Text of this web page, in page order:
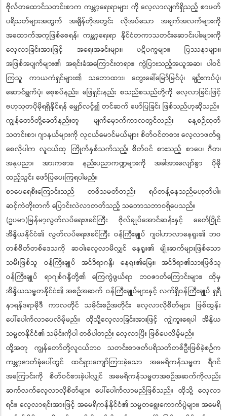
ဗိုလ်တထောင်သတင်းစာက ကမ္ဘာ့ရေးရာများ ကို လေ့လာလျက်ရှိသည့် စာဖတ်
ပရိသတ်များအတွက် အချိန်တိုအတွင်း လိုအပ်သော အချက်အလက်များကို
အထောက်အကူဖြစ်စေရန်၊ ကမ္ဘာ့ရေးရာ နိုင်ငံတကာသတင်းဆောင်းပါးများကို
လေ့လာခြင်းအားဖြင့် အရေးအခင်းများ၊ ပဋိပက္ခများ၊ ပြဿနာများ၊
အဖြစ်အပျက်များ၏ အရင်းခံအကြောင်းတရား၊ ကွဲပြားသည့်အယူအဆ၊ ပါဝင်
ကြသူ ကာယကံရှင်များ၏ သဘောထား၊ တွေးခေါ်မြော်မြင်ပုံ၊ ချဉ်းကပ်ပုံ၊
ဆောင်ရွက်ပုံ၊ စေ့စပ်နည်း၊ ဖြေရှင်းနည်း စသည်စသည်တို့ကို လေ့လာခြင်းဖြင့်
ဗဟုသုတပိုမိုရရှိနိုင်ရန် မျှော်လင့်၍ တင်ဆက် ဖော်ပြခြင်း ဖြစ်သည်ဟုဆိုသည်။
ကျွန်တော်တို့ခေတ်နည်းတူ မျက်မှောက်ကာလတွင်လည်း နေ့စဉ်ထုတ်
သတင်းစာ၊ ဂျာနယ်များကို လူငယ်မောင်မယ်များ စိတ်ဝင်တစား လေ့လာဖတ်ရှု
စေလိုပါက လူငယ်ထု ကြိုက်နှစ်သက်သည့်၊ စိတ်ဝင် စားသည့် စာပေ၊ ဂီတ၊
အနုပညာ၊ အားကစား၊ နည်းပညာကဏ္ဍများကို အခါအားလျော်စွာ ပိုမို
ထည့်သွင်း ဖော်ပြပေးကြရပါမည်။
စာပေရေစီးကြောင်းသည် တစ်သမတ်တည်း ရပ်တန့်နေသည်မဟုတ်ပါ။
ဆင့်ကဲတိုးတက် ပြောင်းလဲလာတတ်သည့် သဘောသဘာဝရှိပေသည်။
(ဥပမာ)မြန်မာ့လွတ်လပ်ရေးဖခင်ကြီး ဗိုလ်ချုပ်အောင်ဆန်းနှင့် ခေတ်ပြိုင်
အိန္ဒိယနိုင်ငံ၏ လွတ်လပ်ရေးဖခင်ကြီး ဝန်ကြီးချုပ် ဂျဝါဟာလာနေရူး၏ ဘဝ
တစ်စိတ်တစ်ဒေသကို ဆဝါးလေ့လာမိလျှင် နေရူး၏ မျိုးဆက်များဖြစ်သော
သမီးဖြစ်သူ ဝန်ကြီးချုပ် အင်ဒီရာဂန္ဒီ၊ နေရူး၏မြေး၊ အင်ဒီရာ၏သားဖြစ်သူ
ဝန်ကြီးချုပ် ရာဂျစ်ဂန္ဒီတို့၏ ကြေကွဲဖွယ်ရာ ဘဝဇာတ်ကြောင်းများ၊ ထိုမှ
အိန္ဒိယသမ္မတနိုင်ငံ၏ အစဉ်အဆက် ဝန်ကြီးချုပ်များနှင့် လက်ရှိဝန်ကြီးချုပ် ရှရီ
နာရန်ဒရာမိုဒီ ကာလတိုင် သမိုင်းစဉ်အတိုင်း လေ့လာလိုစိတ်များ ဖြစ်ထွန်း
ပေါ်ပေါက်လာပေလိမ့်မည်။ ထိုသို့လေ့လာခြင်းအားဖြင့် ကျွဲကူးရေပါ အိန္ဒိယ
သမ္မတနိုင်ငံ၏ သမိုင်းကိုပါ တစ်ပါတည်း လေ့လာပြီး ဖြစ်ပေလိမ့်မည်။
ထို့အတူ ကျွန်တော်တို့လူငယ်ဘဝ သတင်းစာဖတ်ပရိသတ်တစ်ဦးဖြစ်ခဲ့စဉ်က
ကမ္ဘာ့ဇာတ်ခုံပေါ်တွင် ထင်ရှားကျော်ကြားခဲ့သော အမေရိကန်သမ္မတ ရီဂင်
အကြောင်းကို စိတ်ဝင်စားခဲ့ပါလျှင် အမေရိကန်သမ္မတအစဉ်အဆက်ကိုလည်း
ဆက်လက်လေ့လာလိုစိတ်များ ပေါ်ပေါက်လာမည်ဖြစ်သည်။ ထိုသို့ လေ့လာ
ရင်း၊ လေ့လာရင်းအားဖြင့် အမေရိကန်နိုင်ငံ၏ သမ္မတရွေးကောက်ပွဲများ၊ အမေရိ